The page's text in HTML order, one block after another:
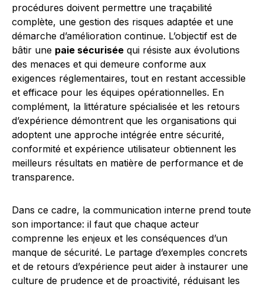
procédures doivent permettre une traçabilité
complète, une gestion des risques adaptée et une
démarche d’amélioration continue. L’objectif est de
bâtir une paie sécurisée qui résiste aux évolutions
des menaces et qui demeure conforme aux
exigences réglementaires, tout en restant accessible
et efficace pour les équipes opérationnelles. En
complément, la littérature spécialisée et les retours
d’expérience démontrent que les organisations qui
adoptent une approche intégrée entre sécurité,
conformité et expérience utilisateur obtiennent les
meilleurs résultats en matière de performance et de
transparence.
Dans ce cadre, la communication interne prend toute
son importance: il faut que chaque acteur
comprenne les enjeux et les conséquences d’un
manque de sécurité. Le partage d’exemples concrets
et de retours d’expérience peut aider à instaurer une
culture de prudence et de proactivité, réduisant les